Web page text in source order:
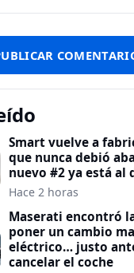
Smart vuelve a
que nunca debió
nuevo #2 ya está al
Hace 2 horas
Maserati encontró
poner un cambio
eléctrico… justo
cancelar el coche